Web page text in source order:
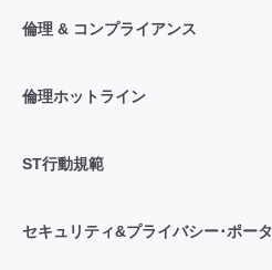
倫理 & コンプライアンス
倫理ホットライン
ST行動規範
セキュリティ&プライバシー･ポー